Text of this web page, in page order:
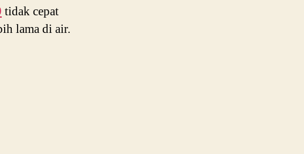
tidak cepat
lama di air.